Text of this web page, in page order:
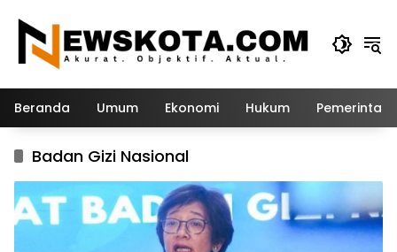
konten
Beranda Umum Ekonomi Hukum
Badan Gizi Nasional